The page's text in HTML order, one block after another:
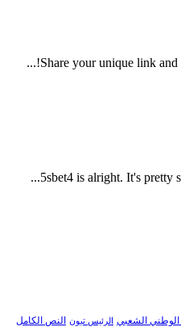
Share your unique link and
5sbet4 is alright. It's pretty
الوطني الشعبي الرئيس تبون النص الكامل